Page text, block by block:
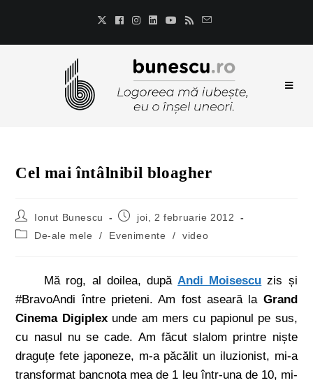
Cel mai întâlnibil bloagher
Ionut Bunescu
joi, 2 februarie 2012
De-ale mele
/ Evenimente / video
Mă rog, al doilea, dupăAndi Moisescu zis și
#BravoAndi între prieteni. Am fost aseară la Grand
Cinema Digiplexunde am mers cu papionul pe sus,
cu nasul nu se cade. Am făcut slalom printre niște
draguțe fete japoneze, m-a păcălit un iluzionist, mi-a
transformat bancnota mea de 1 leu într-una de 10, mi-